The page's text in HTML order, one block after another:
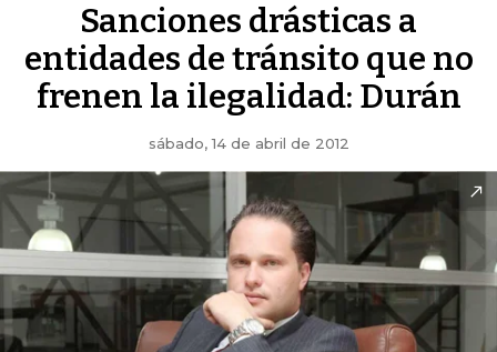
Sanciones drásticas a
entidades de tránsito que no
frenen la ilegalidad: Durán
sábado, 14 de abril de 2012